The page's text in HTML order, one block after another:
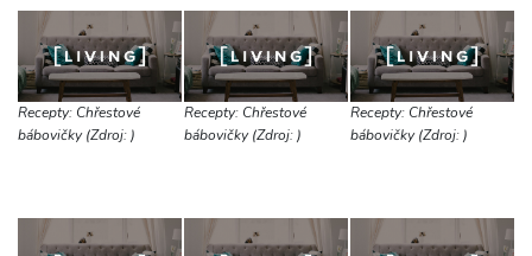
Recepty: Chřestové
bábovičky (Zdroj: )
Recepty: Chřestové
bábovičky (Zdroj: )
Recepty: Chřestové
bábovičky (Zdroj: )